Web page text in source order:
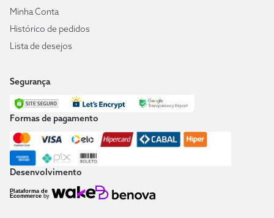
Minha Conta
Histórico de pedidos
Lista de desejos
Segurança
Formas de pagamento
Desenvolvimento